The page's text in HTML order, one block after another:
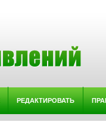
РЕДАКТИРОВАТЬ